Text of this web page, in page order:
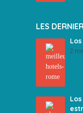
LES
2